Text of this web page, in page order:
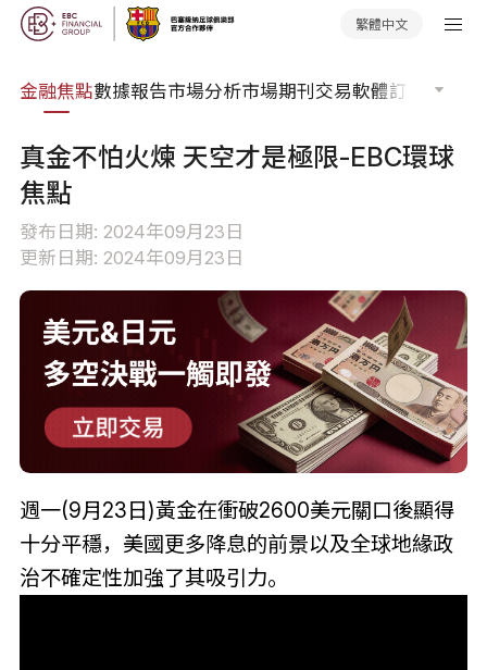
繁體中文
金融焦點數據報告市場分析市場期刊交易軟體訂單流
真金不怕火煉 天空才是極限-EBC環球
焦點
發布日期: 2024年09月23日
更新日期: 2024年09月23日
週一(9月23日)黃金在衝破2600美元關口後顯得
十分平穩，美國更多降息的前景以及全球地緣政
治不確定性加強了其吸引力。